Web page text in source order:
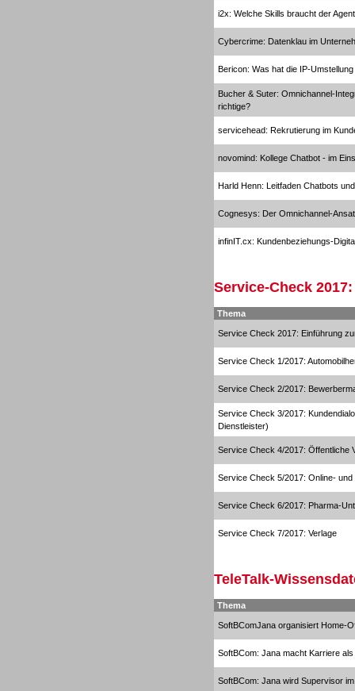
i2x: Welche Skills braucht der
Cybercrime: Datenklau im
Bericon: Was hat die IP-
Bucher & Suter: Omnichannel-
richtige?
servicehead: Rekrutierung im
novomind: Kollege Chatbot - im
Harld Henn: Leitfaden Chatbots
Cognesys: Der Omnichannel-
infinIT.cx: Kundenbeziehungs-
Service-Check
Thema
Service Check 2017: Einführung
Service Check 1/2017:
Service Check 2/2017:
Service Check 3/2017:
Dienstleister)
Service Check 4/2017: Öffentliche
Service Check 5/2017: Online- und
Service Check 6/2017: Pharma-
Service Check 7/2017: Verlage
TeleTalk-
Thema
SoftBComJana organisiert Home-
SoftBCom: Jana macht Karriere
SoftBCom: Jana wird Supervisor